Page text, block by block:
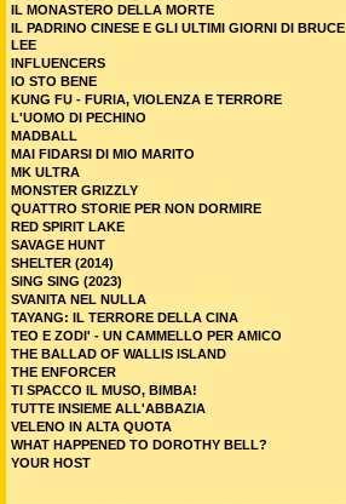
IL MONASTERO DELLA MORTE
IL PADRINO CINESE E GLI ULTIMI GIORNI DI BRUCE
LEE
INFLUENCERS
IO STO BENE
KUNG FU - FURIA, VIOLENZA E TERRORE
L'UOMO DI PECHINO
MADBALL
MAI FIDARSI DI MIO MARITO
MK ULTRA
MONSTER GRIZZLY
QUATTRO STORIE PER NON DORMIRE
RED SPIRIT LAKE
SAVAGE HUNT
SHELTER (2014)
SING SING (2023)
SVANITA NEL NULLA
TAYANG: IL TERRORE DELLA CINA
TEO E ZODI' - UN CAMMELLO PER AMICO
THE BALLAD OF WALLIS ISLAND
THE ENFORCER
TI SPACCO IL MUSO, BIMBA!
TUTTE INSIEME ALL'ABBAZIA
VELENO IN ALTA QUOTA
WHAT HAPPENED TO DOROTHY BELL?
YOUR HOST